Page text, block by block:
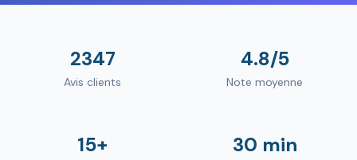
2347
Avis clients
4.8/5
Note moyenne
15+ 30 min